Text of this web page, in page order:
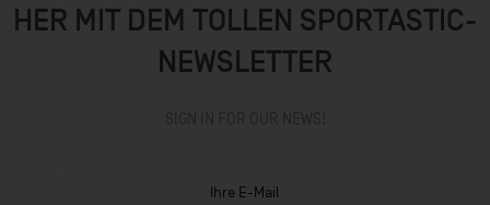
HER MIT DEM TOLLEN SPORTASTIC-
NEWSLETTER